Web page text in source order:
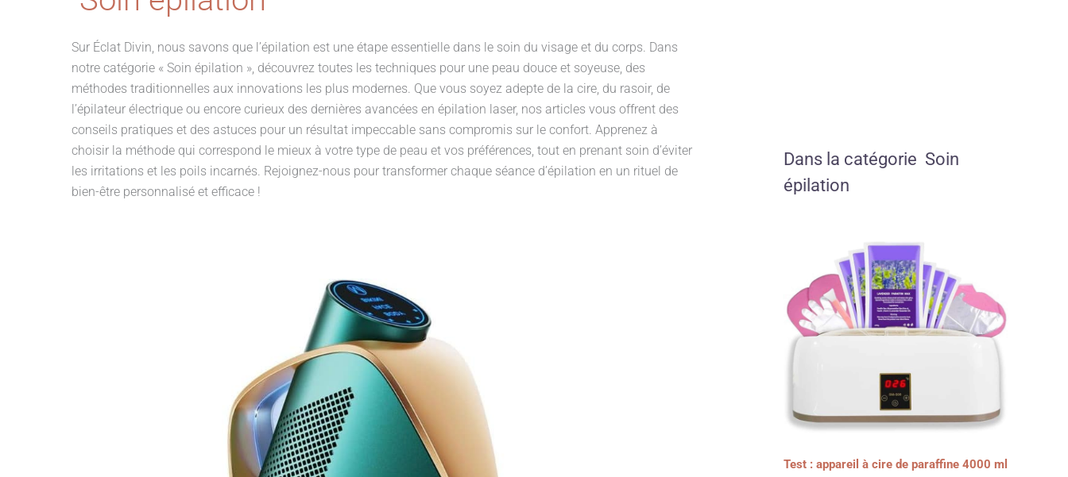
Sur Éclat Divin, nous savons que l’épilation est une étape essentielle dans le soin du visage et du corps. Dans
notre catégorie « Soin épilation », découvrez toutes les techniques pour une peau douce et soyeuse, des
méthodes traditionnelles aux innovations les plus modernes. Que vous soyez adepte de la cire, du rasoir, de
l’épilateur électrique ou encore curieux des dernières avancées en épilation laser, nos articles vous offrent des
conseils pratiques et des astuces pour un résultat impeccable sans compromis sur le confort. Apprenez à
choisir la méthode qui correspond le mieux à votre type de peau et vos préférences, tout en prenant soin d’éviter
les irritations et les poils incarnés. Rejoignez-nous pour transformer chaque séance d’épilation en un rituel de
bien-être personnalisé et efficace !
Dans la catégorie Soin
épilation
Test : appareil à cire de paraffine 4000 ml